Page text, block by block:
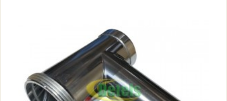
Zelmer Z8868SL/00
Zelmer Z8868SL/01